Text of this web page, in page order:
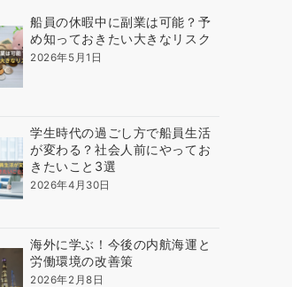
船員の休暇中に副業は可能？予
め知っておきたい大きなリスク
2026年5月1日
学生時代の過ごし方で船員生活
が変わる？社会人前にやってお
きたいこと3選
2026年4月30日
海外に学ぶ！今後の内航海運と
労働環境の改善策
2026年2月8日